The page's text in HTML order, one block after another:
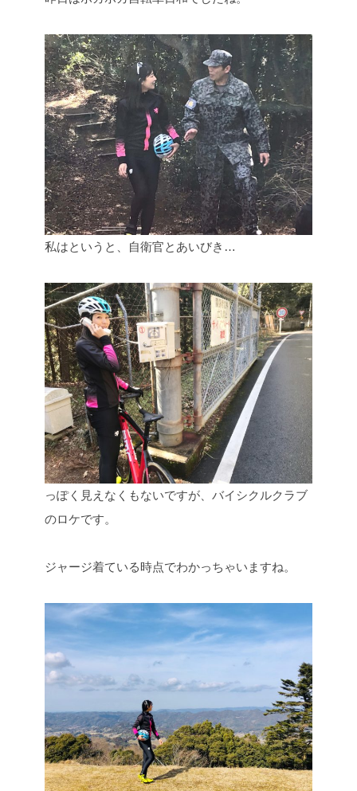
私はというと、自衛官とあいびき…
っぽく見えなくもないですが、バイシクルクラブ
のロケです。
ジャージ着ている時点でわかっちゃいますね。